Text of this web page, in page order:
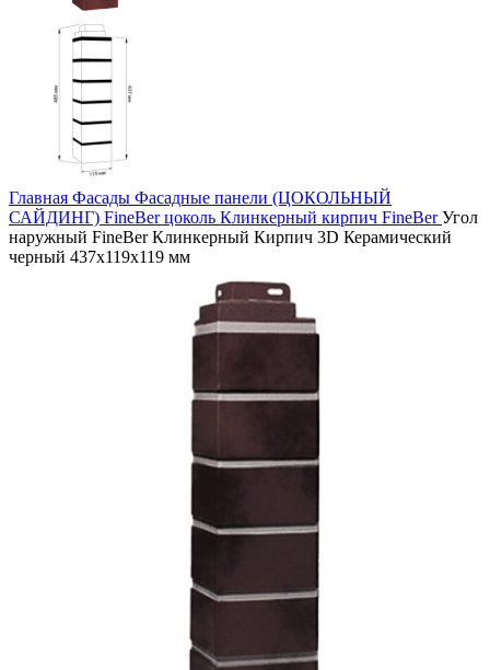
Главная Фасады Фасадные панели (ЦОКОЛЬНЫЙ
САЙДИНГ) FineBer цоколь Клинкерный кирпич FineBerУгол
наружный FineBer Клинкерный Кирпич 3D Керамический
черный 437х119х119 мм